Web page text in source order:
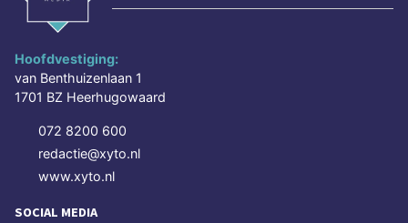
Hoofdvestiging:
van Benthuizenlaan 1
1701 BZ Heerhugowaard
072 8200 600
redactie@xyto.nl
www.xyto.nl
SOCIAL MEDIA